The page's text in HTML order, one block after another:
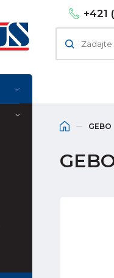
+421
GEBO